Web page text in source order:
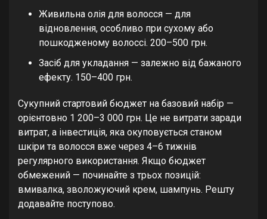
Живильна олія для волосся — для
відновлення, особливо при сухому або
пошкодженому волоссі. 200–500 грн.
Засіб для укладання — залежно від бажаного
ефекту. 150–400 грн.
Сукупний стартовий бюджет на базовий набір —
орієнтовно 1 200–3 000 грн. Це не витрати заради
витрат, а інвестиція, яка окуповується станом
шкіри та волосся вже через 4–6 тижнів
регулярного використання. Якщо бюджет
обмежений — починайте з трьох позицій:
вмивалка, зволожуючий крем, шампунь. Решту
додавайте поступово.